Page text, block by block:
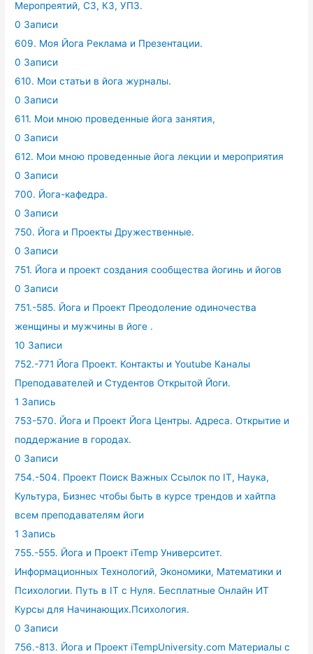
Меропреятий, СЗ, КЗ, УПЗ.
0 Записи
609. Моя Йога Реклама и Презентации.
0 Записи
610. Мои статьи в йога журналы.
0 Записи
611. Мои мною проведенные йога занятия,
0 Записи
612. Мои мною проведенные йога лекции и мероприятия
0 Записи
700. Йога-кафедра.
0 Записи
750. Йога и Проекты Дружественные.
0 Записи
751. Йога и проект создания сообщества йогинь и йогов
0 Записи
751.-585. Йога и Проект Преодоление одиночества
женщины и мужчины в йоге .
10 Записи
752.-771 Йога Проект. Контакты и Youtube Каналы
Преподавателей и Студентов Открытой Йоги.
1 Запись
753-570. Йога и Проект Йога Центры. Адреса. Открытие и
поддержание в городах.
0 Записи
754.-504. Проект Поиск Важных Ссылок по IT, Наука,
Культура, Бизнес чтобы быть в курсе трендов и хайтпа
всем преподавателям йоги
1 Запись
755.-555. Йога и Проект iTemp Университет.
Информационных Технологий, Экономики, Математики и
Психологии. Путь в IT с Нуля. Бесплатные Онлайн ИТ
Курсы для Начинающих.Психология.
0 Записи
756.-813. Йога и Проект iTempUniversity.com Материалы с